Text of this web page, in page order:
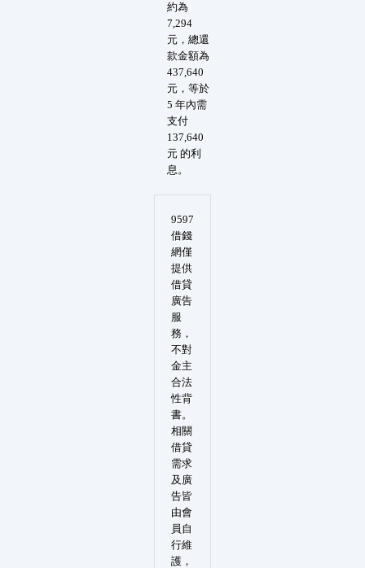
約為
7,294
元，總還
款金額為
437,640
元，等於
5 年內需
支付
137,640
元 的利
息。
9597
借錢
網僅
提供
借貸
廣告
服
務，
不對
金主
合法
性背
書。
相關
借貸
需求
及廣
告皆
由會
員自
行維
護，